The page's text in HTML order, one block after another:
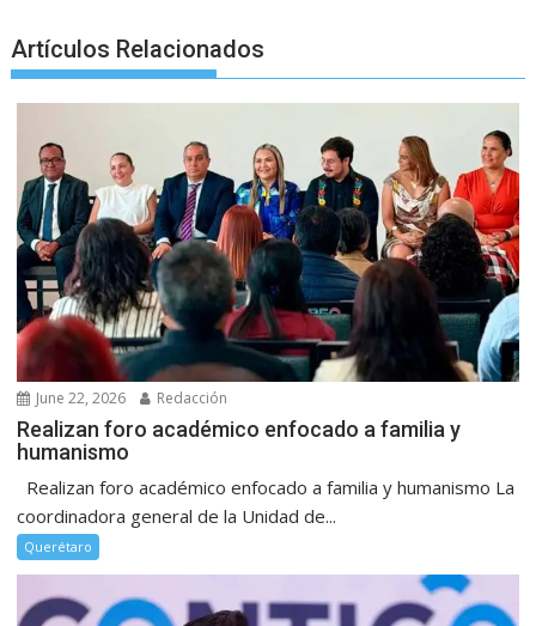
r
Artículos Relacionados
June 22, 2026 Redacción
Realizan foro académico enfocado a familia y
humanismo
Realizan foro académico enfocado a familia y humanismo La
coordinadora general de la Unidad de...
Querétaro